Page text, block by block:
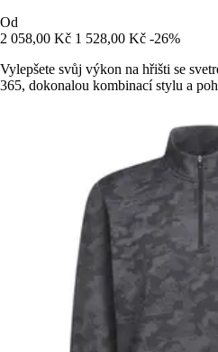
Od
2 058,00 Kč 1 528,00 Kč -26%
Vylepšete svůj výkon na hřišti se
365, dokonalou kombinací stylu a